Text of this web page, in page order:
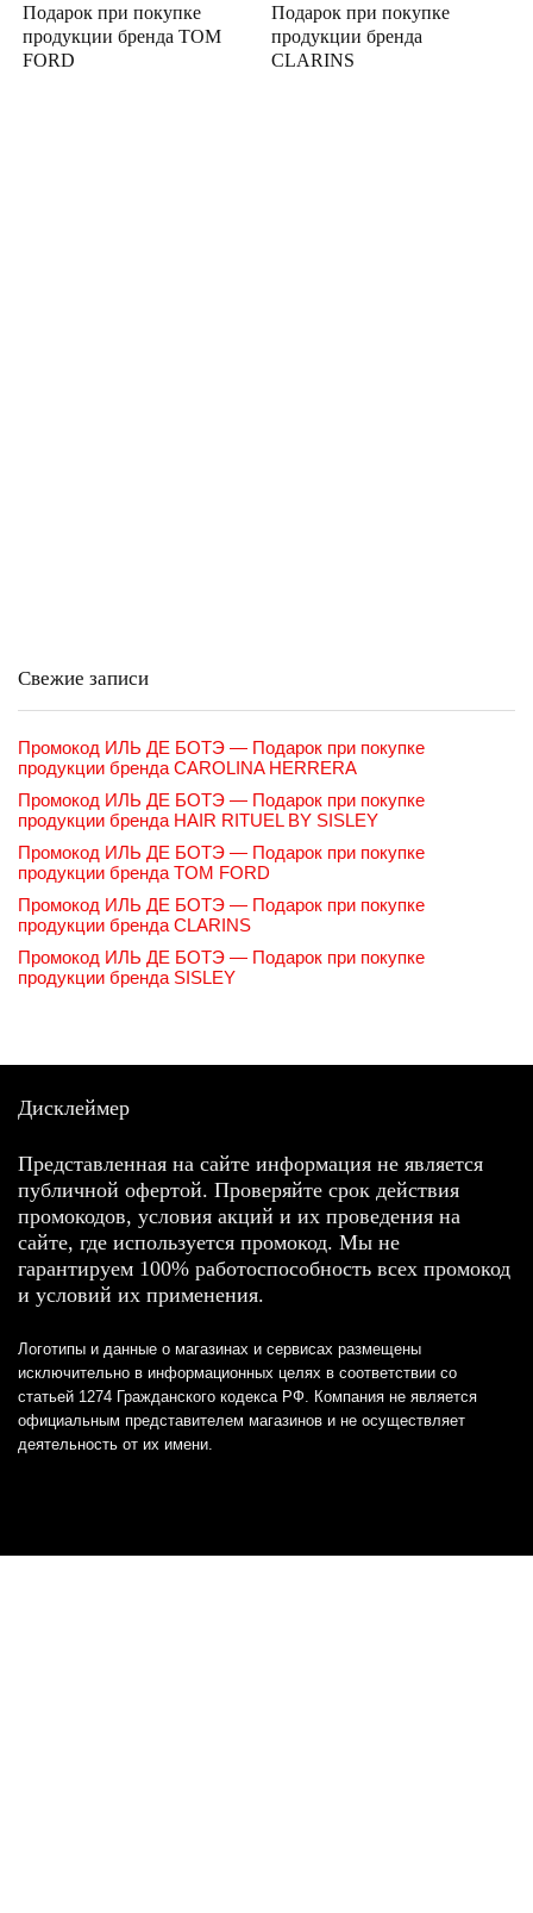
Подарок при покупке
продукции бренда TOM
FORD
Подарок при покупке
продукции бренда
CLARINS
Свежие записи
Промокод ИЛЬ ДЕ БОТЭ — Подарок при покупке
продукции бренда CAROLINA HERRERA
Промокод ИЛЬ ДЕ БОТЭ — Подарок при покупке
продукции бренда HAIR RITUEL BY SISLEY
Промокод ИЛЬ ДЕ БОТЭ — Подарок при покупке
продукции бренда TOM FORD
Промокод ИЛЬ ДЕ БОТЭ — Подарок при покупке
продукции бренда CLARINS
Промокод ИЛЬ ДЕ БОТЭ — Подарок при покупке
продукции бренда SISLEY
Дисклеймер
Представленная на сайте информация не является
публичной офертой. Проверяйте срок действия
промокодов, условия акций и их проведения на
сайте, где используется промокод. Мы не
гарантируем 100% работоспособность всех промокод
и условий их применения.
Логотипы и данные о магазинах и сервисах размещены
исключительно в информационных целях в соответствии со
статьей 1274 Гражданского кодекса РФ. Компания не является
официальным представителем магазинов и не осуществляет
деятельность от их имени.